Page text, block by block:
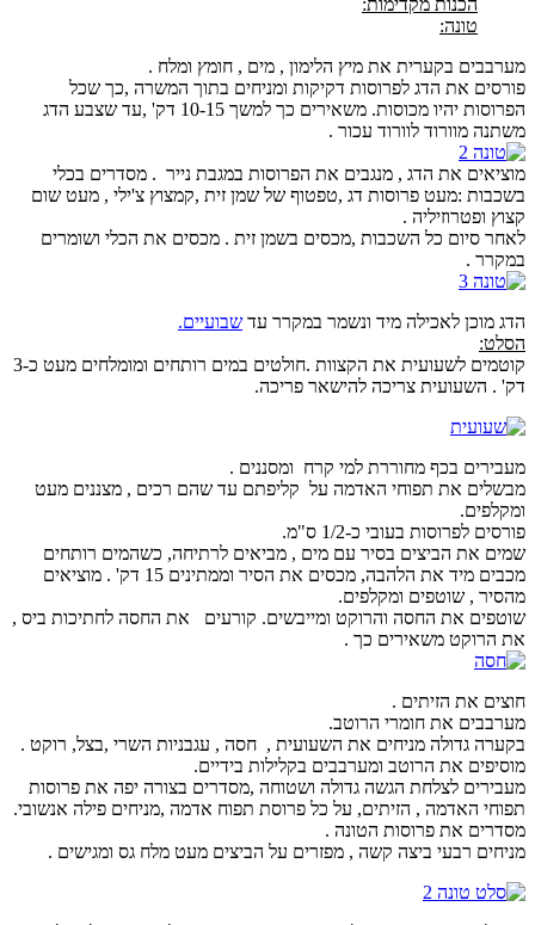
טונה:
מערבבים בקערית את מיץ הלימון , מים , חומץ ומלח .
פורסים את הדג לפרוסות דקיקות ומניחים בתוך המשרה ,כך שכל
הפרוסות יהיו מכוסות. משאירים כך למשך 10-15 דק' ,עד שצבע הדג
משתנה מוורוד לוורוד עכור .
מוציאים את הדג , מנגבים את הפרוסות במגבת נייר . מסדרים בכלי
בשכבות :מעט פרוסות דג ,טפטוף של שמן זית ,קמצוץ צ'ילי , מעט שום
קצוץ ופטרוזיליה .
לאחר סיום כל השכבות ,מכסים בשמן זית . מכסים את הכלי ושומרים
במקרר .
הדג מוכן לאכילה מיד ונשמר במקרר עד שבועיים.
הסלט:
קוטמים לשעועית את הקצוות .חולטים במים רותחים ומומלחים מעט כ-3
דק' . השעועית צריכה להישאר פריכה.
מעבירים בכף מחוררת למי קרח ומסננים .
מבשלים את תפוחי האדמה על קליפתם עד שהם רכים , מצננים מעט
ומקלפים.
פורסים לפרוסות בעובי כ-1/2 ס"מ.
שמים את הביצים בסיר עם מים , מביאים לרתיחה, כשהמים רותחים
מכבים מיד את הלהבה, מכסים את הסיר וממתינים 15 דק' . מוציאים
מהסיר , שוטפים ומקלפים.
שוטפים את החסה והרוקט ומייבשים. קורעים את החסה לחתיכות ביס ,
את הרוקט משאירים כך .
חוצים את הזיתים .
מערבבים את חומרי הרוטב.
בקערה גדולה מניחים את השעועית , חסה , עגבניות השרי ,בצל, רוקט .
מוסיפים את הרוטב ומערבבים בקלילות בידיים.
מעבירים לצלחת הגשה גדולה ושטוחה ,מסדרים בצורה יפה את פרוסות
תפוחי האדמה , הזיתים, על כל פרוסת תפוח אדמה ,מניחים פילה אנשובי.
מסדרים את פרוסות הטונה .
מניחים רבעי ביצה קשה , מפזרים על הביצים מעט מלח גס ומגישים .